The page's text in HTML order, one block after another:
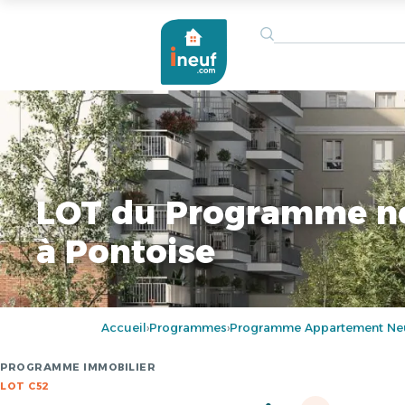
LOT du Programme
à Pontoise
Accueil›Programmes›Programme Appartement
PROGRAMME IMMOBILIER
LOT C52